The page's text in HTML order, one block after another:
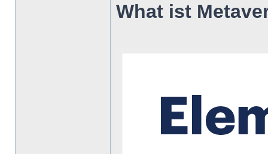
What ist